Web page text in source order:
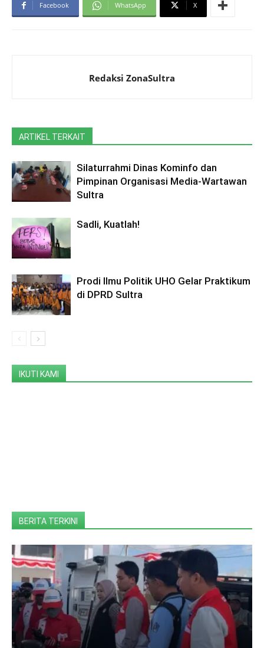
Facebook WhatsApp X
Redaksi ZonaSultra
ARTIKEL TERKAIT
Silaturrahmi Dinas Kominfo dan
Pimpinan Organisasi Media-Wartawan
Sultra
Sadli, Kuatlah!
Prodi Ilmu Politik UHO Gelar Praktikum
di DPRD Sultra
IKUTI KAMI
BERITA TERKINI